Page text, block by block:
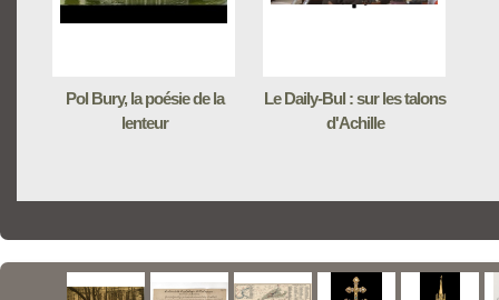
Pol Bury, la poésie de la
lenteur
Le Daily-Bul : sur les talons
d'Achille